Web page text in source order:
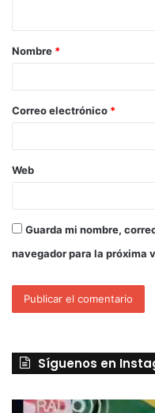
Nombre *
Correo electrónico *
Web
Guarda mi nombre,
navegador para la próxima
Síguenos en